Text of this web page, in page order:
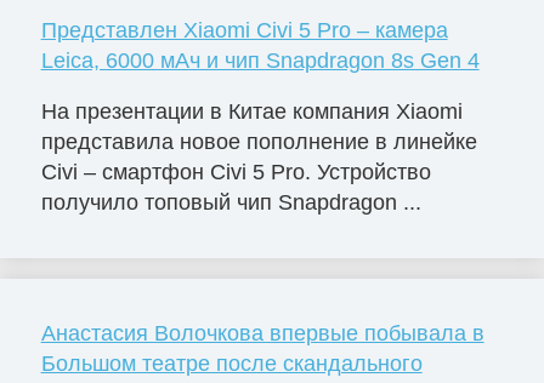
Представлен Xiaomi Civi 5 Pro – камера
Leica, 6000 мАч и чип Snapdragon 8s Gen 4
На презентации в Китае компания Xiaomi
представила новое пополнение в линейке
Civi – смартфон Civi 5 Pro. Устройство
получило топовый чип Snapdragon ...
Анастасия Волочкова впервые побывала в
Большом театре после скандального